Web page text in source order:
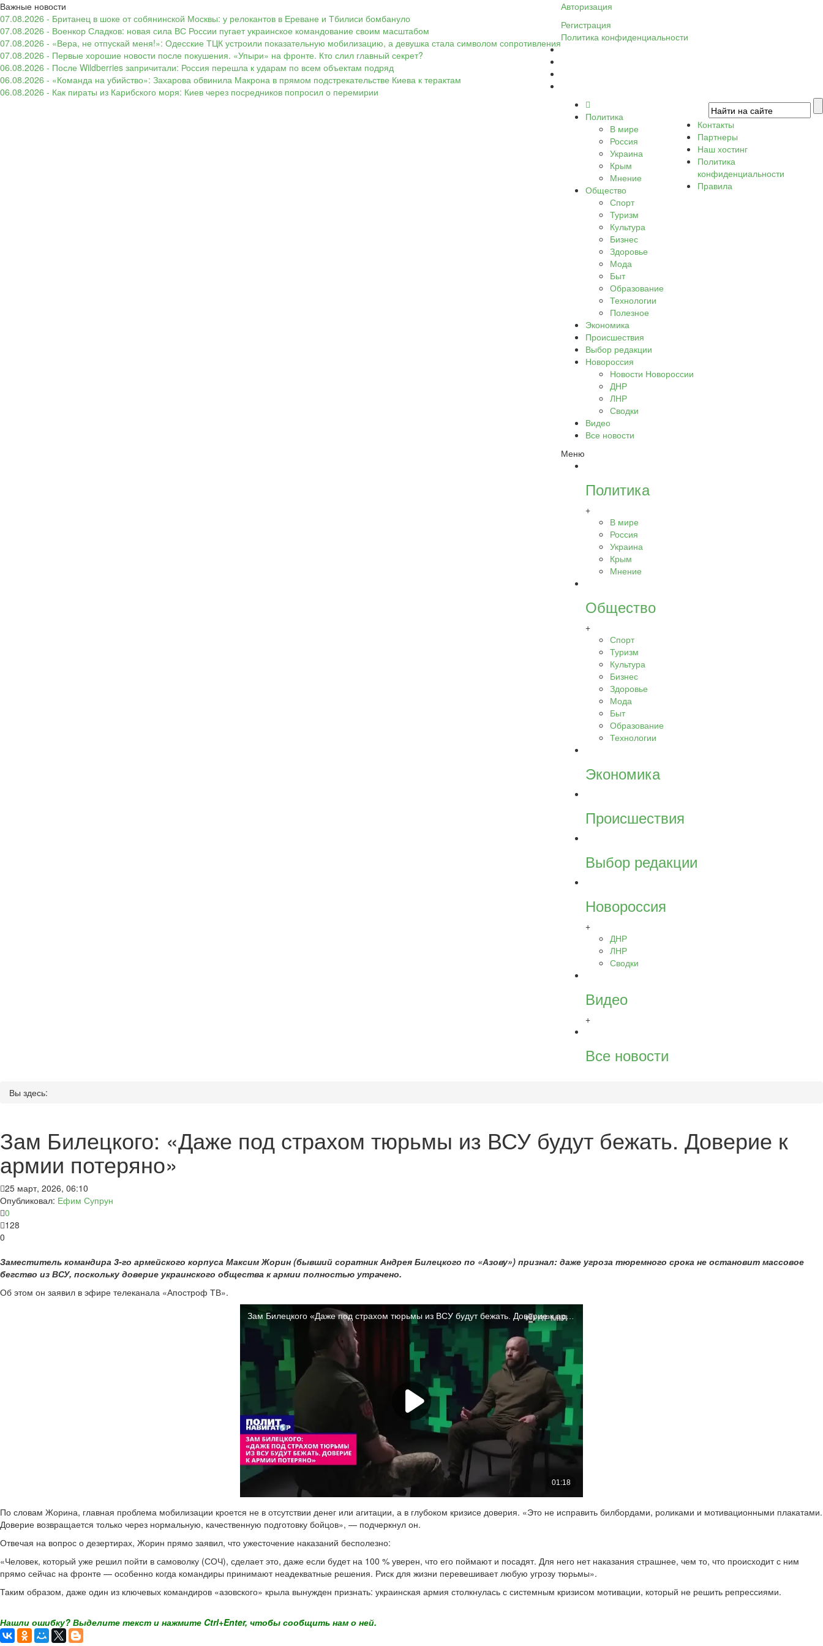
Важные новости
07.08.2026 - Британец в шоке от собянинской Москвы: у релокантов в Ереване и Тбилиси бомбануло
07.08.2026 - Военкор Сладков: новая сила ВС России пугает украинское командование своим масштабом
07.08.2026 - «Вера, не отпускай меня!»: Одесские ТЦК устроили показательную мобилизацию, а девушка стала символом сопротивления
07.08.2026 - Первые хорошие новости после покушения. «Упыри» на фронте. Кто слил главный секрет?
06.08.2026 - После Wildberries запричитали: Россия перешла к ударам по всем объектам подряд
06.08.2026 - «Команда на убийство»: Захарова обвинила Макрона в прямом подстрекательстве Киева к терактам
06.08.2026 - Как пираты из Карибского моря: Киев через посредников попросил о перемирии
Авторизация
Регистрация
Политика конфиденциальности
Политика
В мире
Россия
Украина
Крым
Мнение
Общество
Спорт
Туризм
Культура
Бизнес
Здоровье
Мода
Быт
Образование
Технологии
Полезное
Экономика
Происшествия
Выбор редакции
Новороссия
Новости Новороссии
ДНР
ЛНР
Сводки
Видео
Все новости
Меню
Политика
+
В мире
Россия
Украина
Крым
Мнение
Общество
+
Спорт
Туризм
Культура
Бизнес
Здоровье
Мода
Быт
Образование
Технологии
Экономика
Происшествия
Выбор редакции
Новороссия
+
ДНР
ЛНР
Сводки
Видео
+
Все новости
Контакты
Партнеры
Наш хостинг
Политика
конфиденциальности
Правила
Вы здесь:
Зам Билецкого: «Даже под страхом тюрьмы из ВСУ будут бежать. Доверие к
армии потеряно»
25 март, 2026, 06:10
Опубликовал: Ефим Супрун
0
128
0
Заместитель командира 3-го армейского корпуса Максим Жорин (бывший соратник Андрея Билецкого по «Азову») признал: даже угроза тюремного срока не остановит массовое
бегство из ВСУ, поскольку доверие украинского общества к армии полностью утрачено.
Об этом он заявил в эфире телеканала «Апостроф ТВ».
По словам Жорина, главная проблема мобилизации кроется не в отсутствии денег или агитации, а в глубоком кризисе доверия. «Это не исправить билбордами, роликами и мотивационными плакатами.
Доверие возвращается только через нормальную, качественную подготовку бойцов», — подчеркнул он.
Отвечая на вопрос о дезертирах, Жорин прямо заявил, что ужесточение наказаний бесполезно:
«Человек, который уже решил пойти в самоволку (СОЧ), сделает это, даже если будет на 100 % уверен, что его поймают и посадят. Для него нет наказания страшнее, чем то, что происходит с ним
прямо сейчас на фронте — особенно когда командиры принимают неадекватные решения. Риск для жизни перевешивает любую угрозу тюрьмы».
Таким образом, даже один из ключевых командиров «азовского» крыла вынужден признать: украинская армия столкнулась с системным кризисом мотивации, который не решить репрессиями.
Нашли ошибку? Выделите текст и нажмите Ctrl+Enter, чтобы сообщить нам о ней.